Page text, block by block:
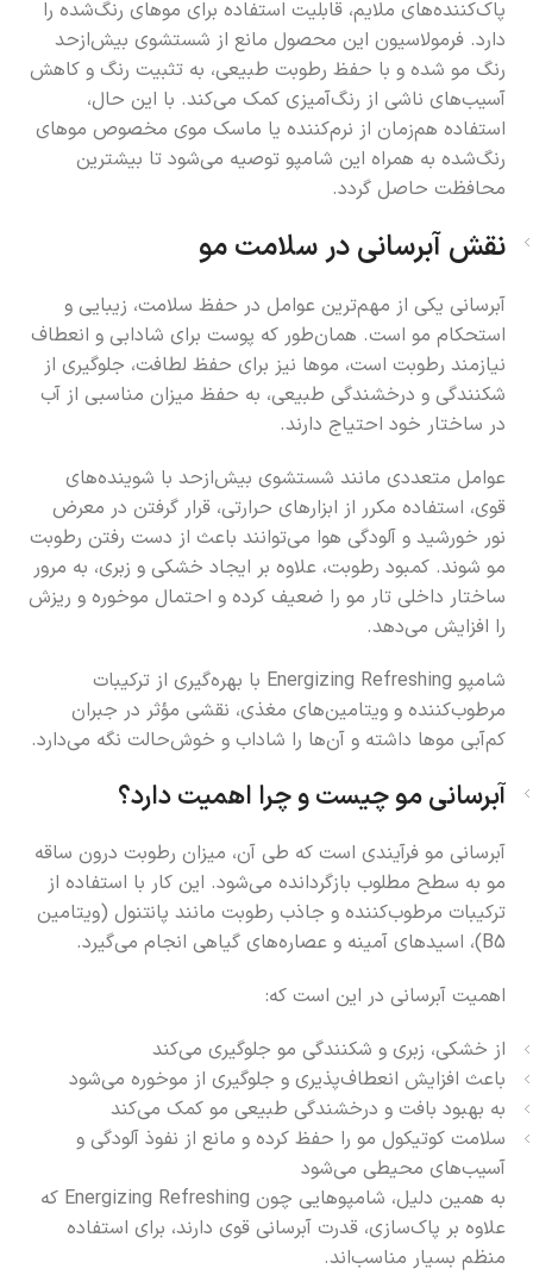
پاک‌کننده‌های ملایم، قابلیت استفاده برای موهای رنگ‌شده را
دارد. فرمولاسیون این محصول مانع از شستشوی بیش‌ازحد
رنگ مو شده و با حفظ رطوبت طبیعی، به تثبیت رنگ و کاهش
آسیب‌های ناشی از رنگ‌آمیزی کمک می‌کند. با این حال،
استفاده هم‌زمان از نرم‌کننده یا ماسک موی مخصوص موهای
رنگ‌شده به همراه این شامپو توصیه می‌شود تا بیشترین
محافظت حاصل گردد.
نقش آبرسانی در سلامت مو
آبرسانی یکی از مهم‌ترین عوامل در حفظ سلامت، زیبایی و
استحکام مو است. همان‌طور که پوست برای شادابی و انعطاف
نیازمند رطوبت است، موها نیز برای حفظ لطافت، جلوگیری از
شکنندگی و درخشندگی طبیعی، به حفظ میزان مناسبی از آب
در ساختار خود احتیاج دارند.
عوامل متعددی مانند شستشوی بیش‌ازحد با شوینده‌های
قوی، استفاده مکرر از ابزارهای حرارتی، قرار گرفتن در معرض
نور خورشید و آلودگی هوا می‌توانند باعث از دست رفتن رطوبت
مو شوند. کمبود رطوبت، علاوه بر ایجاد خشکی و زبری، به مرور
ساختار داخلی تار مو را ضعیف کرده و احتمال موخوره و ریزش
را افزایش می‌دهد.
شامپو Energizing Refreshing با بهره‌گیری از ترکیبات
مرطوب‌کننده و ویتامین‌های مغذی، نقشی مؤثر در جبران
کم‌آبی موها داشته و آن‌ها را شاداب و خوش‌حالت نگه می‌دارد.
آبرسانی مو چیست و چرا اهمیت دارد؟
آبرسانی مو فرآیندی است که طی آن، میزان رطوبت درون ساقه
مو به سطح مطلوب بازگردانده می‌شود. این کار با استفاده از
ترکیبات مرطوب‌کننده و جاذب رطوبت مانند پانتنول (ویتامین
B5)، اسیدهای آمینه و عصاره‌های گیاهی انجام می‌گیرد.
اهمیت آبرسانی در این است که:
از خشکی، زبری و شکنندگی مو جلوگیری می‌کند
باعث افزایش انعطاف‌پذیری و جلوگیری از موخوره می‌شود
به بهبود بافت و درخشندگی طبیعی مو کمک می‌کند
سلامت کوتیکول مو را حفظ کرده و مانع از نفوذ آلودگی و
آسیب‌های محیطی می‌شود
به همین دلیل، شامپوهایی چون Energizing Refreshing که
علاوه بر پاک‌سازی، قدرت آبرسانی قوی دارند، برای استفاده
منظم بسیار مناسب‌اند.